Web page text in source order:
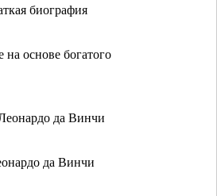
биография
на основе богатого
да Винчи
да Винчи